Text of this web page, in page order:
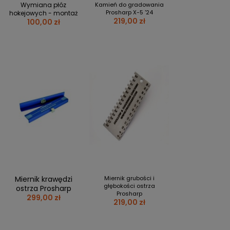
Wymiana płóz
hokejowych - montaż
100,00 zł
Kamień do gradowania
Prosharp X-5 '24
219,00 zł
Miernik krawędzi
ostrza Prosharp
299,00 zł
Miernik grubości i
głębokości ostrza
Prosharp
219,00 zł